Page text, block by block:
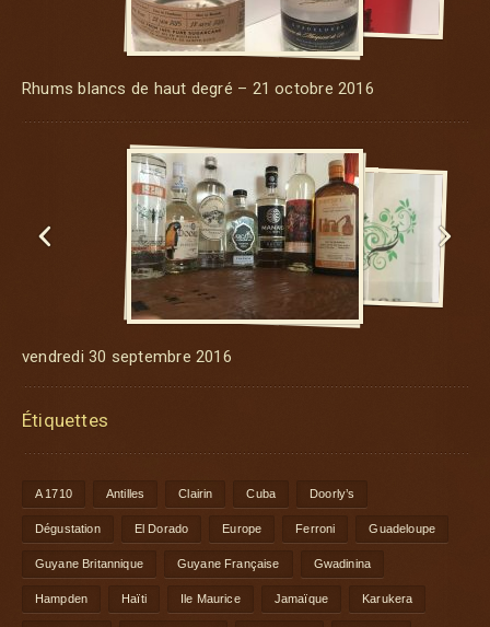
Rhums blancs de haut degré – 21 octobre 2016
 
vendredi 30 septembre 2016
Étiquettes
A 1710 Antilles Clairin Cuba Doorly’s
Dégustation El Dorado Europe Ferroni Guadeloupe
Guyane Britannique Guyane Française Gwadinina
Hampden Haïti Ile Maurice Jamaïque Karukera